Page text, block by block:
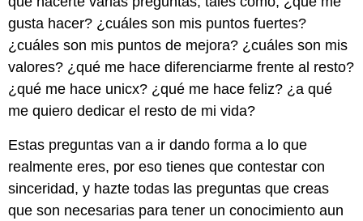
gusta hacer? ¿cuáles son mis puntos fuertes?
¿cuáles son mis puntos de mejora? ¿cuáles son mis
valores? ¿qué me hace diferenciarme frente al resto?
¿qué me hace unicx? ¿qué me hace feliz? ¿a qué
me quiero dedicar el resto de mi vida?
Estas preguntas van a ir dando forma a lo que
realmente eres, por eso tienes que contestar con
sinceridad, y hazte todas las preguntas que creas
que son necesarias para tener un conocimiento aun